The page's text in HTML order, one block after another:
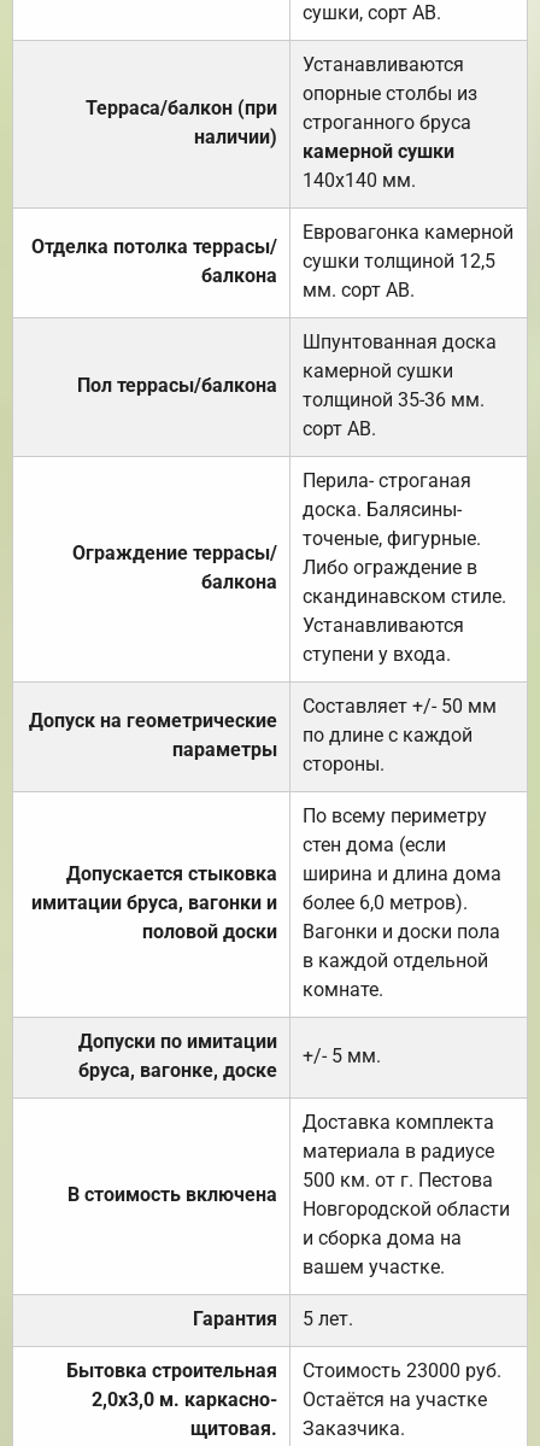
сушки, сорт АВ.
Терраса/балкон (при
наличии)
Устанавливаются
опорные столбы из
строганного бруса
камерной сушки
140х140 мм.
Отделка потолка террасы/
балкона
Евровагонка камерной
сушки толщиной 12,5
мм. сорт АВ.
Пол террасы/балкона
Шпунтованная доска
камерной сушки
толщиной 35-36 мм.
сорт АВ.
Ограждение террасы/
балкона
Перила- строганая
доска. Балясины-
точеные, фигурные.
Либо ограждение в
скандинавском стиле.
Устанавливаются
ступени у входа.
Допуск на геометрические
параметры
Составляет +/- 50 мм
по длине с каждой
стороны.
Допускается стыковка
имитации бруса, вагонки и
половой доски
По всему периметру
стен дома (если
ширина и длина дома
более 6,0 метров).
Вагонки и доски пола
в каждой отдельной
комнате.
Допуски по имитации
бруса, вагонке, доске
+/- 5 мм.
В стоимость включена
Доставка комплекта
материала в радиусе
500 км. от г. Пестова
Новгородской области
и сборка дома на
вашем участке.
Гарантия 5 лет.
Бытовка строительная
2,0х3,0 м. каркасно-
щитовая.
Стоимость 23000 руб.
Остаётся на участке
Заказчика.